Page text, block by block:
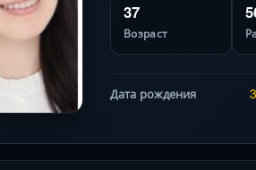
37
Возраст
Дата рождения